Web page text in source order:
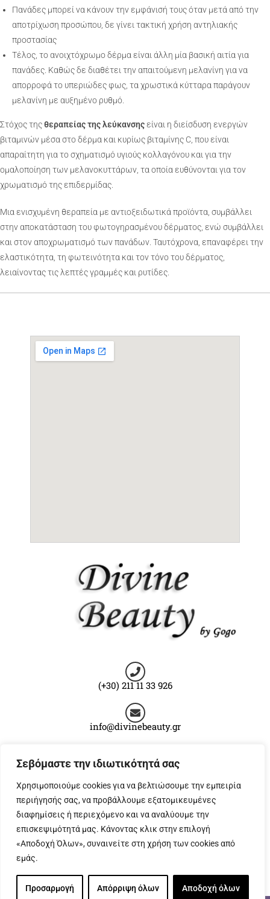
Σεβόμαστε την ιδιωτικότητά σας
Χρησιμοποιούμε cookies για να βελτιώσουμε την εμπειρία
περιήγησής σας, να προβάλλουμε εξατομικευμένες
διαφημίσεις ή περιεχόμενο και να αναλύουμε την
επισκεψιμότητά μας. Κάνοντας κλικ στην επιλογή
«Αποδοχή Όλων», συναινείτε στη χρήση των cookies από
εμάς.
Προσαρμογή Απόρριψη όλων Αποδοχή όλων
Πανάδες μπορεί να κάνουν την εμφάνισή τους όταν μετά από την
αποτρίχωση προσώπου, δε γίνει τακτική χρήση αντηλιακής
προστασίας
Τέλος, το ανοιχτόχρωμο δέρμα είναι άλλη μία βασική αιτία για
πανάδες. Καθώς δε διαθέτει την απαιτούμενη μελανίνη για να
απορροφά το υπεριώδες φως, τα χρωστικά κύτταρα παράγουν
μελανίνη με αυξημένο ρυθμό.
Στόχος τηςθεραπείας της λεύκανσηςείναι η διείσδυση ενεργών
βιταμινών μέσα στο δέρμα και κυρίως βιταμίνης C, που είναι
απαραίτητη για το σχηματισμό υγιούς κολλαγόνου και για την
ομαλοποίηση των μελανοκυττάρων, τα οποία ευθύνονται για τον
χρωματισμό της επιδερμίδας.
Μια ενισχυμένη θεραπεία με αντιοξειδωτικά προϊόντα, συμβάλλει
στην αποκατάσταση του φωτογηρασμένου δέρματος, ενώ συμβάλλει
και στον αποχρωματισμό των πανάδων. Ταυτόχρονα, επαναφέρει την
ελαστικότητα, τη φωτεινότητα και τον τόνο του δέρματος,
λειαίνοντας τις λεπτές γραμμές και ρυτίδες.
(+30) 211 11 33 926
info@divinebeauty.gr
Αγίας Τριάδος 1, Μενίδι
Ακολουθήστε μας στο facebook
Βρείτε μας στο instagram